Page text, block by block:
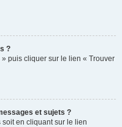
?
puis cliquer sur le lien « Trouver
et sujets ?
en cliquant sur le lien